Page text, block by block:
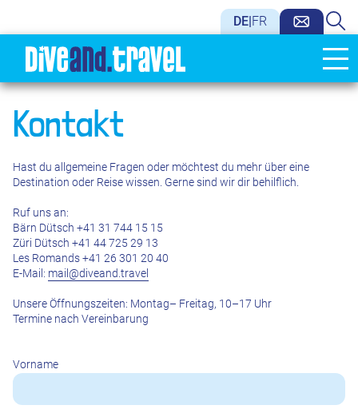
DE FR
Kontakt
Hast du allgemeine Fragen oder möchtest du mehr über eine
Destination oder Reise wissen. Gerne sind wir dir behilflich.
Ruf uns an:
Bärn Dütsch +41 31 744 15 15
Züri Dütsch +41 44 725 29 13
Les Romands +41 26 301 20 40
E-Mail: mail@diveand.travel
Unsere Öffnungszeiten: Montag– Freitag, 10–17 Uhr
Termine nach Vereinbarung
Vorname